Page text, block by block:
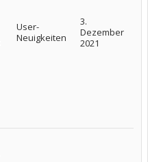
User-
Neuigkeiten
3.
Dezember
2021